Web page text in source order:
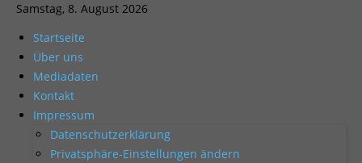
Samstag, 8. August 2026
Startseite
Über uns
Mediadaten
Kontakt
Impressum
Datenschutzerklärung
Privatsphäre-Einstellungen ändern